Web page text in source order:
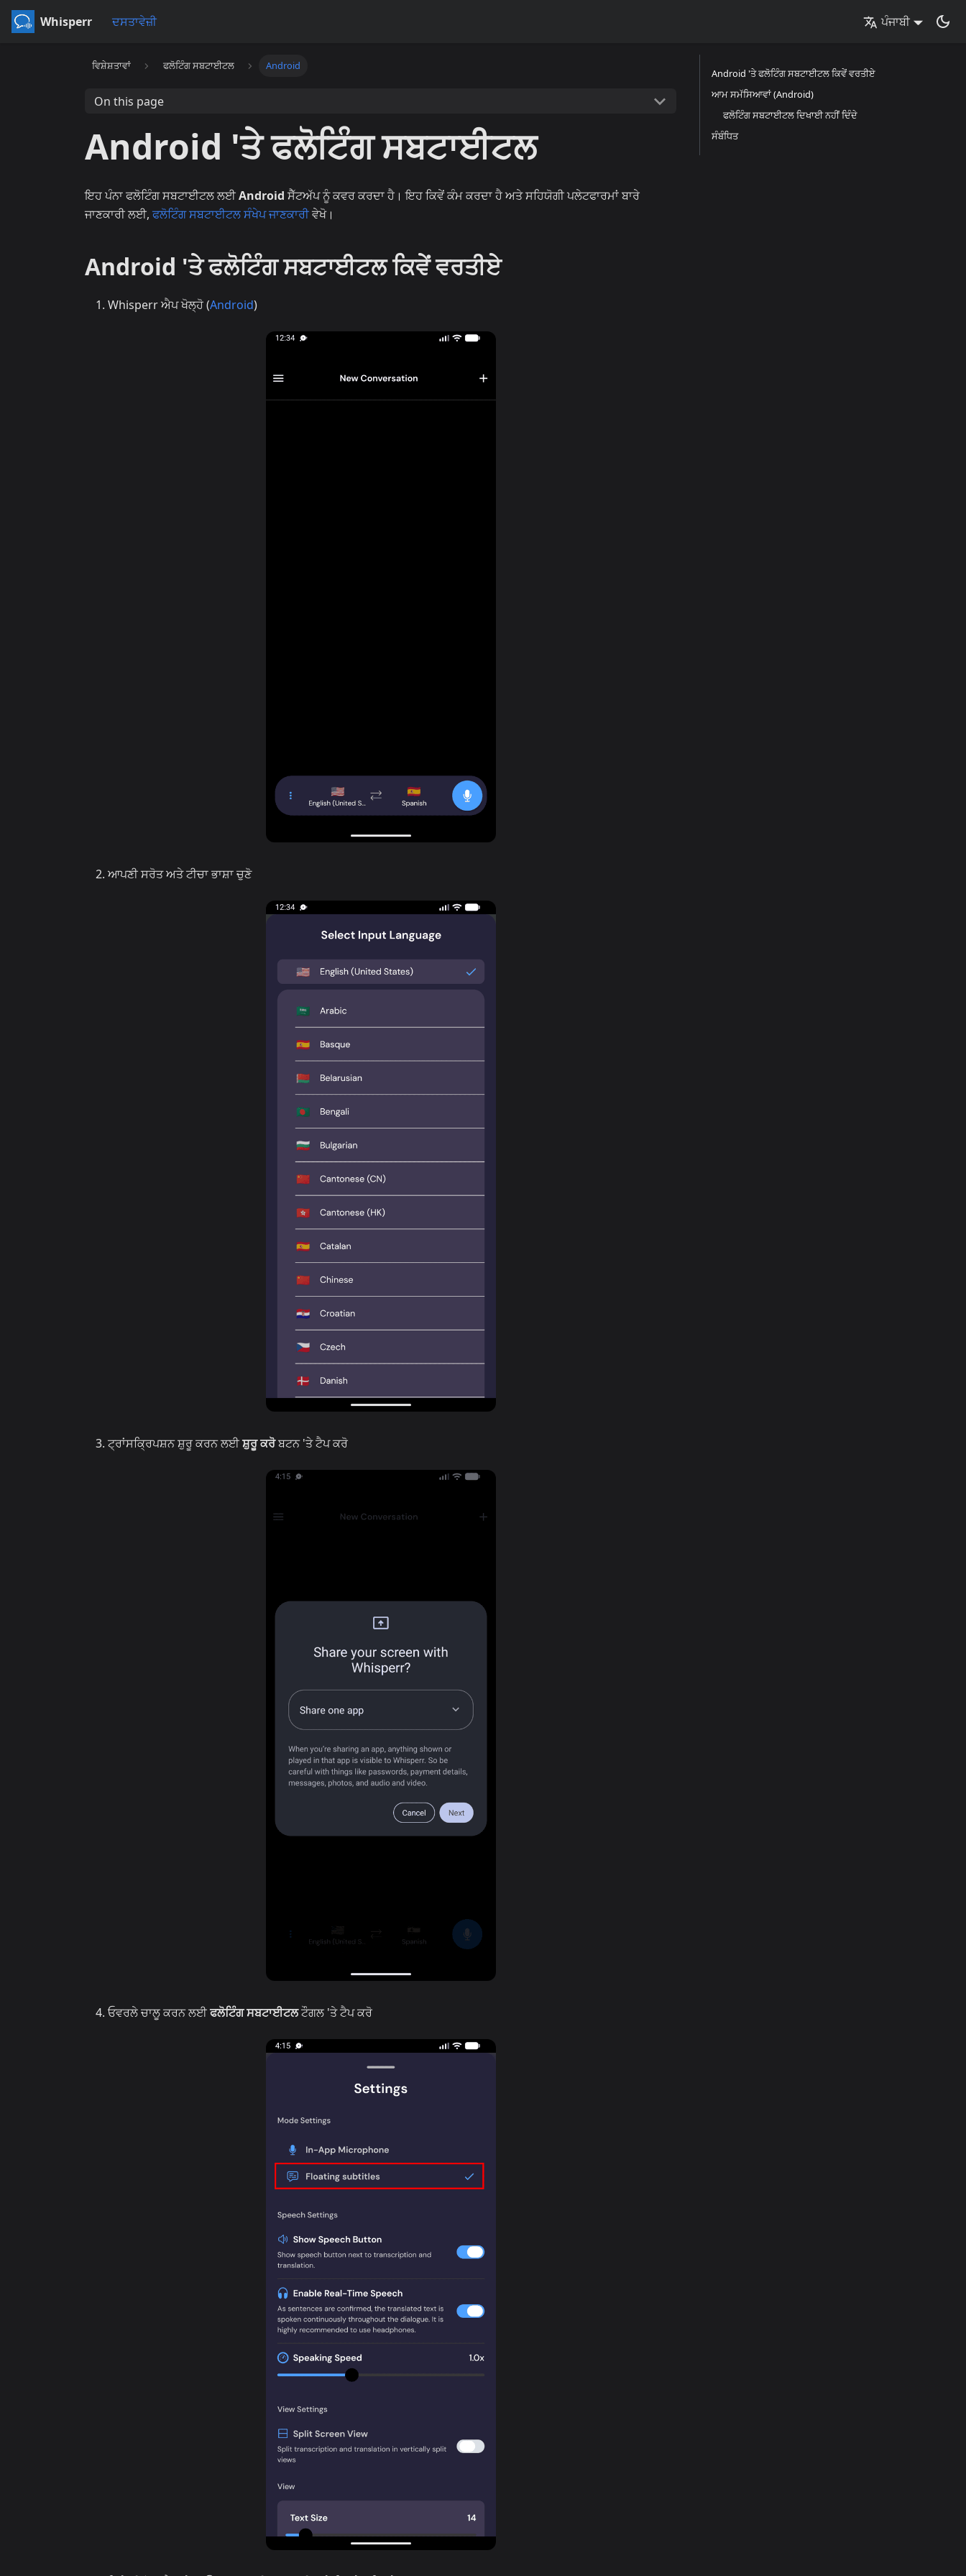
Whisperr ਦਸਤਾਵੇਜ਼ੀ ਪੰਜਾਬੀ
ਵਿਸ਼ੇਸ਼ਤਾਵਾਂ ਫਲੋਟਿੰਗ ਸਬਟਾਈਟਲ Android
On this page
Android 'ਤੇ ਫਲੋਟਿੰਗ ਸਬਟਾਈਟਲ
ਇਹ ਪੰਨਾ ਫਲੋਟਿੰਗ ਸਬਟਾਈਟਲ ਲਈAndroid ਸੈੱਟਅੱਪ ਨੂੰ ਕਵਰ ਕਰਦਾ ਹੈ। ਇਹ ਕਿਵੇਂ ਕੰਮ ਕਰਦਾ ਹੈ ਅਤੇ ਸਹਿਯੋਗੀ ਪਲੇਟਫਾਰਮਾਂ ਬਾਰੇ
ਜਾਣਕਾਰੀ ਲਈ, ਫਲੋਟਿੰਗ ਸਬਟਾਈਟਲ ਸੰਖੇਪ ਜਾਣਕਾਰੀਵੇਖੋ।
Android 'ਤੇ ਫਲੋਟਿੰਗ ਸਬਟਾਈਟਲ ਕਿਵੇਂ ਵਰਤੀਏ
Whisperr ਐਪ ਖੋਲ੍ਹੋ (Android)
ਆਪਣੀ ਸਰੋਤ ਅਤੇ ਟੀਚਾ ਭਾਸ਼ਾ ਚੁਣੋ
ਟ੍ਰਾਂਸਕ੍ਰਿਪਸ਼ਨ ਸ਼ੁਰੂ ਕਰਨ ਲਈਸ਼ੁਰੂ ਕਰੋਬਟਨ 'ਤੇ ਟੈਪ ਕਰੋ
ਓਵਰਲੇ ਚਾਲੂ ਕਰਨ ਲਈਫਲੋਟਿੰਗ ਸਬਟਾਈਟਲਟੌਗਲ 'ਤੇ ਟੈਪ ਕਰੋ
Android 'ਤੇ ਫਲੋਟਿੰਗ ਸਬਟਾਈਟਲ ਕਿਵੇਂ ਵਰਤੀਏ
ਆਮ ਸਮੱਸਿਆਵਾਂ (Android)
ਫਲੋਟਿੰਗ ਸਬਟਾਈਟਲ ਦਿਖਾਈ ਨਹੀਂ ਦਿੰਦੇ
ਸੰਬੰਧਿਤ